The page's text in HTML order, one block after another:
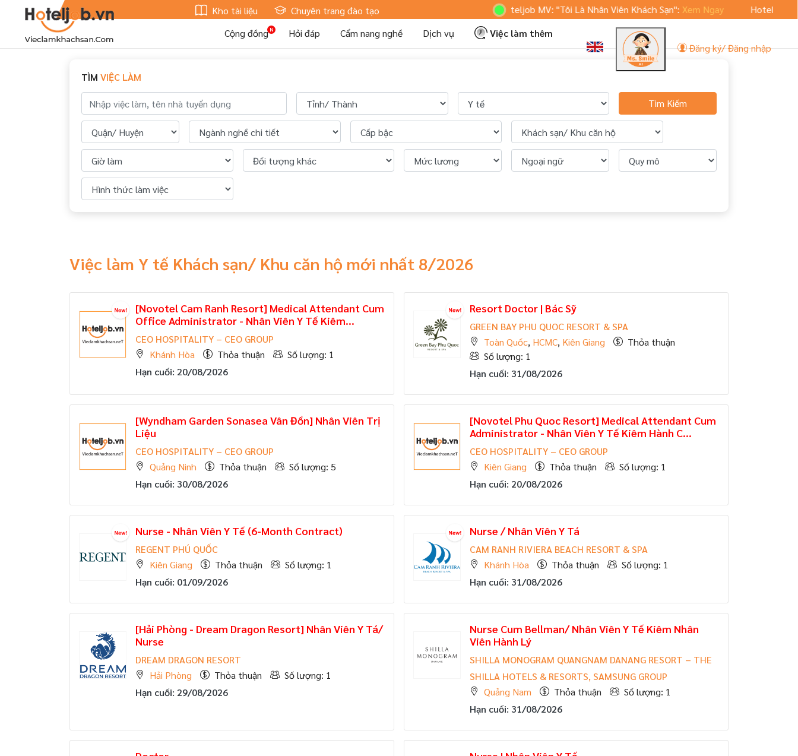
Kho tài liệu Chuyên trang đào tạo Hoteljob MV: "Tôi Là Nhân Viên Khách Sạn":Xem Ngay
Hoteljob.vn ra
Cộng đồng
Hỏi đáp Cẩm nang nghề Dịch vụ
Việc làm thêm
Đăng ký/ Đăng nhập
TÌM VIỆC LÀM
Tìm Kiếm
Việc làm Y tế Khách sạn/ Khu căn hộ mới nhất 8/2026
[Novotel Cam Ranh Resort] Medical Attendant Cum
Office Administrator - Nhân Viên Y Tế Kiêm...
CEO HOSPITALITY – CEO GROUP
Khánh Hòa
Thỏa thuận
Số lượng: 1
Hạn cuối: 20/08/2026
Resort Doctor | Bác Sỹ
GREEN BAY PHU QUOC RESORT & SPA
Toàn Quốc, HCMC, Kiên Giang
Thỏa thuận
Số lượng: 1
Hạn cuối: 31/08/2026
[Wyndham Garden Sonasea Vân Đồn] Nhân Viên Trị
Liệu
CEO HOSPITALITY – CEO GROUP
Quảng Ninh
Thỏa thuận
Số lượng: 5
Hạn cuối: 30/08/2026
[Novotel Phu Quoc Resort] Medical Attendant Cum
Administrator - Nhân Viên Y Tế Kiêm Hành C...
CEO HOSPITALITY – CEO GROUP
Kiên Giang
Thỏa thuận
Số lượng: 1
Hạn cuối: 20/08/2026
Nurse - Nhân Viên Y Tế (6-Month Contract)
REGENT PHÚ QUỐC
Kiên Giang
Thỏa thuận
Số lượng: 1
Hạn cuối: 01/09/2026
Nurse / Nhân Viên Y Tá
CAM RANH RIVIERA BEACH RESORT & SPA
Khánh Hòa
Thỏa thuận
Số lượng: 1
Hạn cuối: 31/08/2026
[Hải Phòng - Dream Dragon Resort] Nhân Viên Y Tá/
Nurse
DREAM DRAGON RESORT
Hải Phòng
Thỏa thuận
Số lượng: 1
Hạn cuối: 29/08/2026
Nurse Cum Bellman/ Nhân Viên Y Tế Kiêm Nhân
Viên Hành Lý
SHILLA MONOGRAM QUANGNAM DANANG RESORT – THE
SHILLA HOTELS & RESORTS, SAMSUNG GROUP
Quảng Nam
Thỏa thuận
Số lượng: 1
Hạn cuối: 31/08/2026